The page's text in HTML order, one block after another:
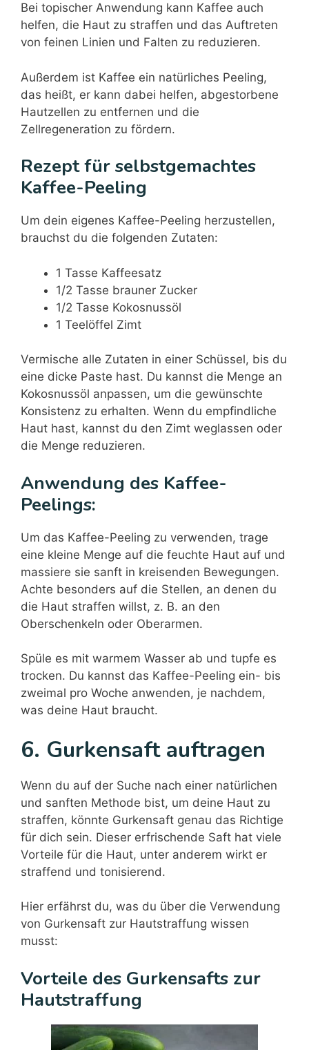
Bei topischer Anwendung kann Kaffee auch
helfen, die Haut zu straffen und das Auftreten
von feinen Linien und Falten zu reduzieren.
Außerdem ist Kaffee ein natürliches Peeling,
das heißt, er kann dabei helfen, abgestorbene
Hautzellen zu entfernen und die
Zellregeneration zu fördern.
Rezept für selbstgemachtes
Kaffee-Peeling
Um dein eigenes Kaffee-Peeling herzustellen,
brauchst du die folgenden Zutaten:
1 Tasse Kaffeesatz
1/2 Tasse brauner Zucker
1/2 Tasse Kokosnussöl
1 Teelöffel Zimt
Vermische alle Zutaten in einer Schüssel, bis du
eine dicke Paste hast. Du kannst die Menge an
Kokosnussöl anpassen, um die gewünschte
Konsistenz zu erhalten. Wenn du empfindliche
Haut hast, kannst du den Zimt weglassen oder
die Menge reduzieren.
Anwendung des Kaffee-
Peelings:
Um das Kaffee-Peeling zu verwenden, trage
eine kleine Menge auf die feuchte Haut auf und
massiere sie sanft in kreisenden Bewegungen.
Achte besonders auf die Stellen, an denen du
die Haut straffen willst, z. B. an den
Oberschenkeln oder Oberarmen.
Spüle es mit warmem Wasser ab und tupfe es
trocken. Du kannst das Kaffee-Peeling ein- bis
zweimal pro Woche anwenden, je nachdem,
was deine Haut braucht.
6. Gurkensaft auftragen
Wenn du auf der Suche nach einer natürlichen
und sanften Methode bist, um deine Haut zu
straffen, könnte Gurkensaft genau das Richtige
für dich sein. Dieser erfrischende Saft hat viele
Vorteile für die Haut, unter anderem wirkt er
straffend und tonisierend.
Hier erfährst du, was du über die Verwendung
von Gurkensaft zur Hautstraffung wissen
musst:
Vorteile des Gurkensafts zur
Hautstraffung